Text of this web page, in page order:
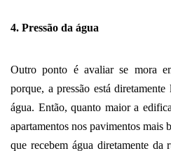
4. Pressão da água
Outro ponto é avaliar se mora
porque, a pressão está
água. Então, quanto maior a
apartamentos nos pavimentos mais
que recebem água diretamente da